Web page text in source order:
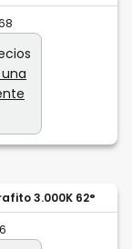
3.000K 62°